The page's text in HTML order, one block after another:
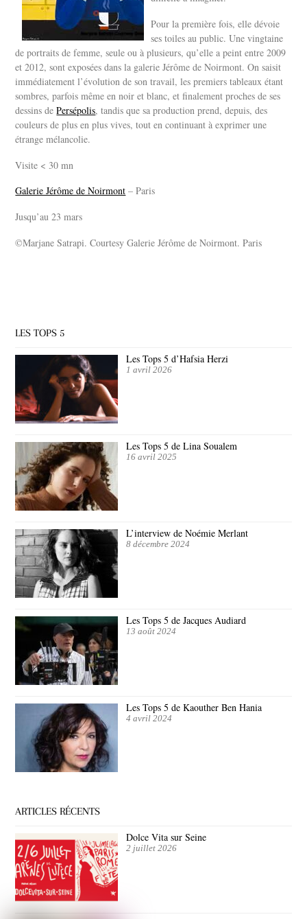
Pour la première fois, elle dévoie
ses toiles au public. Une vingtaine
de portraits de femme, seule ou à plusieurs, qu’elle a peint entre 2009
et 2012, sont exposées dans la galerie Jérôme de Noirmont. On saisit
immédiatement l’évolution de son travail, les premiers tableaux étant
sombres, parfois même en noir et blanc, et finalement proches de ses
dessins dePersépolis, tandis que sa production prend, depuis, des
couleurs de plus en plus vives, tout en continuant à exprimer une
étrange mélancolie.
Visite < 30 mn
Galerie Jérôme de Noirmont – Paris
Jusqu’au 23 mars
©Marjane Satrapi. Courtesy Galerie Jérôme de Noirmont. Paris
LES TOPS 5
Les Tops 5 d’Hafsia Herzi
1 avril 2026
Les Tops 5 de Lina Soualem
16 avril 2025
L’interview de Noémie Merlant
8 décembre 2024
Les Tops 5 de Jacques Audiard
13 août 2024
Les Tops 5 de Kaouther Ben Hania
4 avril 2024
ARTICLES RÉCENTS
Dolce Vita sur Seine
2 juillet 2026